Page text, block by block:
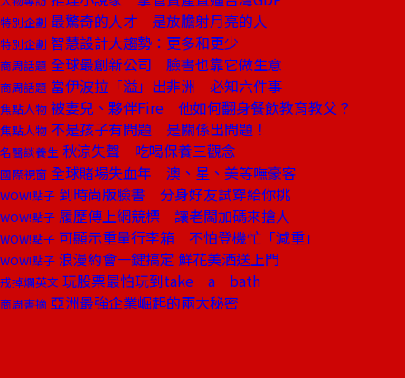
特別企劃 最驚奇的人才 是放膽射月亮的人
特別企劃 智慧設計大趨勢：更多和更少
商周話題 全球最創新公司 臉書也靠它做生意
商周話題 當伊波拉「溢」出非洲 必知六件事
焦點人物 被妻兒、夥伴Fire 他如何翻身餐飲教育教父？
焦點人物 不是孩子有問題 是關係出問題！
名醫談養生 秋涼失聲 吃喝保養三觀念
國際視窗 全球賭場失血年 澳、星、美等嘸豪客
WOW!點子 到時尚版臉書 分身好友試穿給你挑
WOW!點子 履歷傳上網競標 讓老闆加碼來搶人
WOW!點子 可顯示重量行李箱 不怕登機忙「減重」
WOW!點子 浪漫約會一鍵搞定 鮮花美酒送上門
戒掉爛英文 玩股票最怕玩到take a bath
商周書摘 亞洲最強企業崛起的兩大秘密